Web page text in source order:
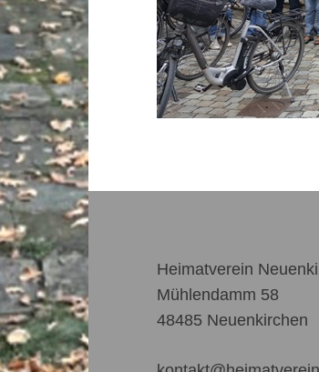
Heimatverein
Mühlendamm 58
48485 Neuenkirchen